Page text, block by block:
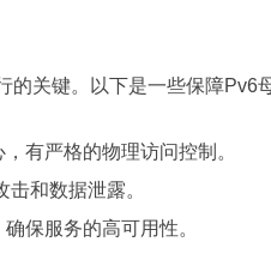
关键。以下是一些保障Pv6
有严格的物理访问控制。
和数据泄露。
保服务的高可用性。